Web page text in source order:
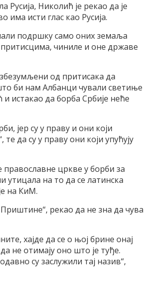
Николић је рекао да је
има исти глас као Русија.
подршку само оних земаља
притисцима, чиниле и оне државе
од притисака да
би нам Албанци чували светиње
истакао да борба Србије неће
јер су у праву и они који
да су у праву они који упућују
православне цркве у борби за
на то да се латинска
на КиМ.
рекао да не зна да чува
хајде да се о њој брине онај
не отимају оно што је туђе.
су заслужили тај назив“,